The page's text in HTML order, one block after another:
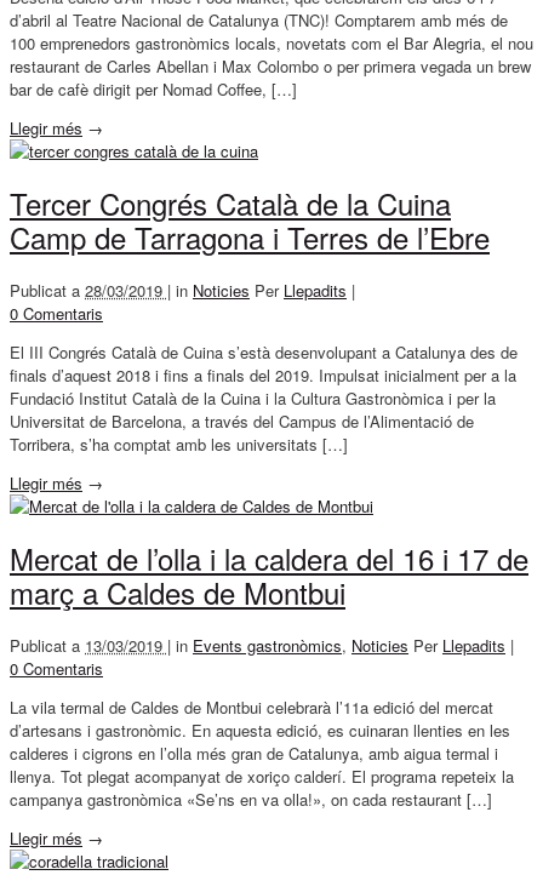
d’abril al Teatre Nacional de Catalunya (TNC)! Comptarem amb més de
100 emprenedors gastronòmics locals, novetats com el Bar Alegria, el nou
restaurant de Carles Abellan i Max Colombo o per primera vegada un brew
bar de cafè dirigit per Nomad Coffee, […]
Llegir més →
Tercer Congrés Català de la Cuina
Camp de Tarragona i Terres de l’Ebre
Publicat a 28/03/2019 | in Noticies Per Llepadits |
0 Comentaris
El III Congrés Català de Cuina s’està desenvolupant a Catalunya des de
finals d’aquest 2018 i fins a finals del 2019. Impulsat inicialment per a la
Fundació Institut Català de la Cuina i la Cultura Gastronòmica i per la
Universitat de Barcelona, a través del Campus de l’Alimentació de
Torribera, s’ha comptat amb les universitats […]
Llegir més →
Mercat de l’olla i la caldera del 16 i 17 de
març a Caldes de Montbui
Publicat a 13/03/2019 | in Events gastronòmics, Noticies Per Llepadits |
0 Comentaris
La vila termal de Caldes de Montbui celebrarà l’11a edició del mercat
d’artesans i gastronòmic. En aquesta edició, es cuinaran llenties en les
calderes i cigrons en l’olla més gran de Catalunya, amb aigua termal i
llenya. Tot plegat acompanyat de xoriço calderí. El programa repeteix la
campanya gastronòmica «Se’ns en va olla!», on cada restaurant […]
Llegir més →